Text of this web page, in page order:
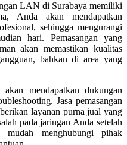
LAN di Surabaya memiliki
Anda akan mendapatkan
sehingga mengurangi
hari. Pemasangan yang
akan memastikan kualitas
bahkan di area yang
mendapatkan dukungan
Jasa pemasangan
layanan purna jual yang
pada jaringan Anda setelah
mudah menghubungi pihak